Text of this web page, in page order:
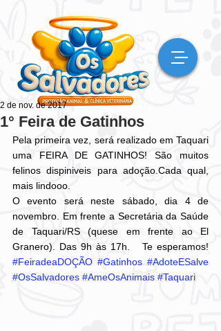
1° Feira de Gatinhos
2 de nov. de 2017
Pela primeira vez, será realizado em Taquari
uma FEIRA DE GATINHOS! São muitos
felinos dispiniveis para adoção.Cada qual,
mais lindooo.
O evento será neste sábado, dia 4 de
novembro. Em frente a Secretária da Saúde
de Taquari/RS (quese em frente ao El
#FeiradeaDOÇÃO #Gatinhos #AdoteESalve
#OsSalvadores #AmeOsAnimais #Taquari